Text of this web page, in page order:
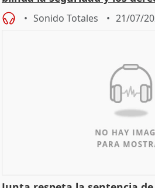
control"
Sonido Totales 21/07/